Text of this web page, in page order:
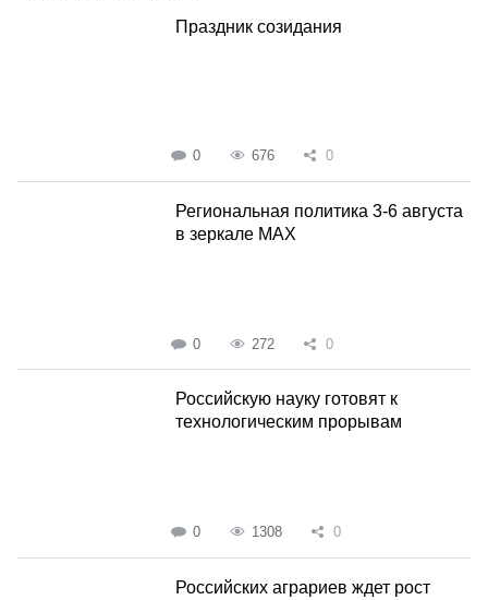
Праздник созидания
0 676 0
Региональная политика 3-6 августа
в зеркале MAX
0 272 0
Российскую науку готовят к
технологическим прорывам
0 1308 0
Российских аграриев ждет рост